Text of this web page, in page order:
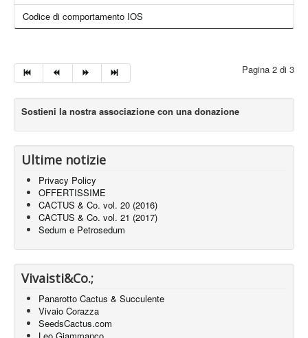
Codice di comportamento IOS
Pagina 2 di 3
Sostieni la nostra associazione con una donazione
Ultime notizie
Privacy Policy
OFFERTISSIME
CACTUS & Co. vol. 20 (2016)
CACTUS & Co. vol. 21 (2017)
Sedum e Petrosedum
Vivaisti&Co.;
Panarotto Cactus & Succulente
Vivaio Corazza
SeedsCactus.com